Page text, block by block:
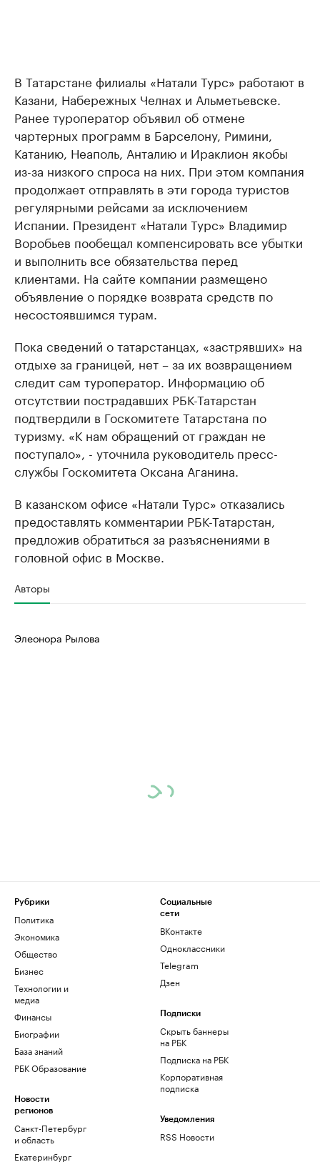
В Татарстане филиалы «Натали Турс» работают в
Казани, Набережных Челнах и Альметьевске.
Ранее туроператор объявил об отмене
чартерных программ в Барселону, Римини,
Катанию, Неаполь, Анталию и Ираклион якобы
из-за низкого спроса на них. При этом компания
продолжает отправлять в эти города туристов
регулярными рейсами за исключением
Испании. Президент «Натали Турс» Владимир
Воробьев пообещал компенсировать все убытки
и выполнить все обязательства перед
клиентами. На сайте компании размещено
объявление о порядке возврата средств по
несостоявшимся турам.
Пока сведений о татарстанцах, «застрявших» на
отдыхе за границей, нет – за их возвращением
следит сам туроператор. Информацию об
отсутствии пострадавших РБК-Татарстан
подтвердили в Госкомитете Татарстана по
туризму. «К нам обращений от граждан не
поступало», - уточнила руководитель пресс-
службы Госкомитета Оксана Аганина.
В казанском офисе «Натали Турс» отказались
предоставлять комментарии РБК-Татарстан,
предложив обратиться за разъяснениями в
головной офис в Москве.
Авторы
Элеонора Рылова
Рубрики
Политика
Экономика
Общество
Бизнес
Технологии и
медиа
Финансы
Биографии
База знаний
РБК Образование
Новости
регионов
Санкт-Петербург
и область
Екатеринбург
Социальные
сети
ВКонтакте
Одноклассники
Telegram
Дзен
Подписки
Скрыть баннеры
на РБК
Подписка на РБК
Корпоративная
подписка
Уведомления
RSS Новости